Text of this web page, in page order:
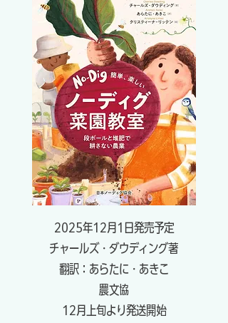
​2025年12月1日発売予定
チャールズ・ダウディング著
​翻訳：あらたに・あきこ
​農文協
​12月上旬より発送開始